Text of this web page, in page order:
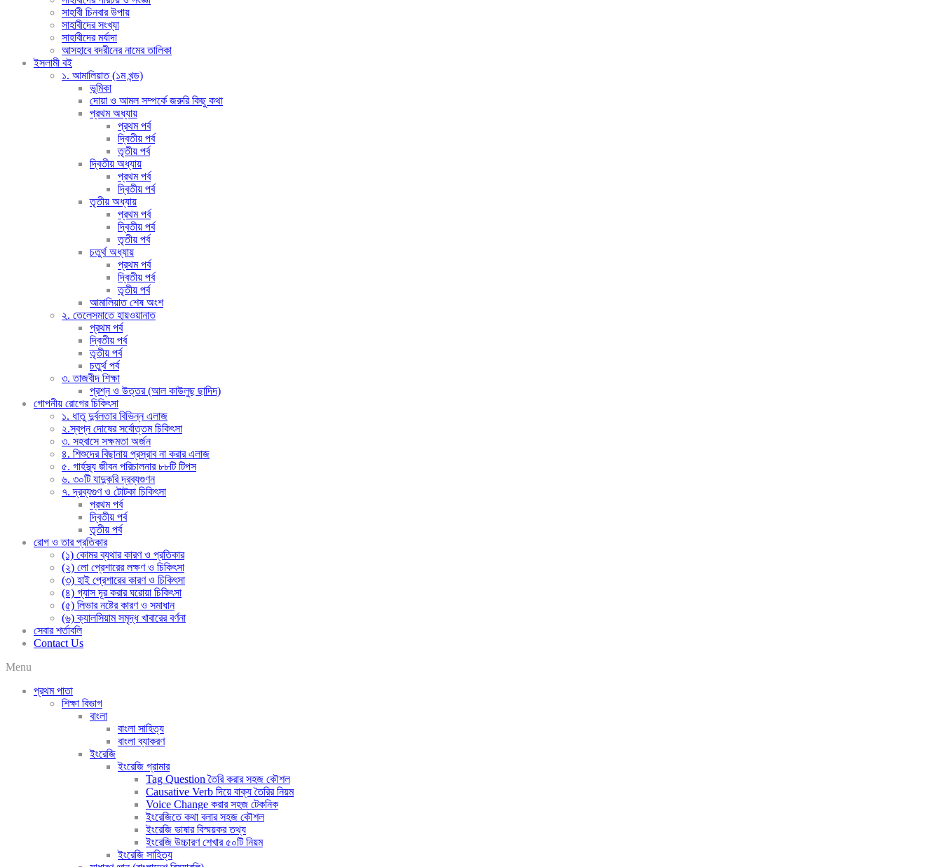
সাহাবী চিনবার উপায়
সাহাবীদের সংখ্যা
সাহাবীদের মর্যাদা
আসহাবে বদরীনের নামের তালিকা
ইসলামী বই
১. আমালিয়াত (১ম খন্ড)
ভূমিকা
দোয়া ও আমল সম্পর্কে জরুরি কিছু কথা
প্রথম অধ্যায়
প্রথম পর্ব
দ্বিতীয় পর্ব
তৃতীয় পর্ব
দ্বিতীয় অধ্যায়
প্রথম পর্ব
দ্বিতীয় পর্ব
তৃতীয় অধ্যায়
প্রথম পর্ব
দ্বিতীয় পর্ব
তৃতীয় পর্ব
চতুর্থ অধ্যায়
প্রথম পর্ব
দ্বিতীয় পর্ব
তৃতীয় পর্ব
আমালিয়াত শেষ অংশ
২. তেলেসমাতে হায়ওয়ানাত
প্রথম পর্ব
দ্বিতীয় পর্ব
তৃতীয় পর্ব
চতুর্থ পর্ব
৩. তাজবীদ শিক্ষা
প্রশ্ন ও উত্তর (আল কাউলুছ ছাদিদ)
গোপনীয় রোগের চিকিৎসা
১. ধাতু দুর্বলতার বিভিন্ন এলাজ
২.স্বপ্ন দোষের সর্বোত্তম চিকিৎসা
৩. সহবাসে সক্ষমতা অর্জন
৪. শিশুদের বিছানায় প্রস্রাব না করার এলাজ
৫. গার্হস্থ্য জীবন পরিচালনার ৮৮টি টিপস
৬. ৩০টি যাদুকরি দ্রব্যগুণন
৭. দ্রব্যগুণ ও টোটকা চিকিৎসা
প্রথম পর্ব
দ্বিতীয় পর্ব
তৃতীয় পর্ব
রোগ ও তার প্রতিকার
(১) কোমর ব্যথার কারণ ও প্রতিকার
(২) লো প্রেশারের লক্ষণ ও চিকিৎসা
(৩) হাই প্রেশারের কারণ ও চিকিৎসা
(৪) গ্যাস দূর করার ঘরোয়া চিকিৎসা
(৫) লিভার নষ্টের কারণ ও সমাধান
(৬) ক্যালসিয়াম সমৃদ্ধ খাবারের বর্ণনা
সেবার শর্তাবলি
Contact Us
Menu
প্রথম পাতা
শিক্ষা বিভাগ
বাংলা
বাংলা সাহিত্য
বাংলা ব্যাকরণ
ইংরেজি
ইংরেজি গ্রামার
Tag Question তৈরি করার সহজ কৌশল
Causative Verb দিয়ে বাক্য তৈরির নিয়ম
Voice Change করার সহজ টেকনিক
ইংরেজিতে কথা বলার সহজ কৌশল
ইংরেজি ভাষার বিস্ময়কর তথ্য
ইংরেজি উচ্চারণ শেখার ৫০টি নিয়ম
ইংরেজি সাহিত্য